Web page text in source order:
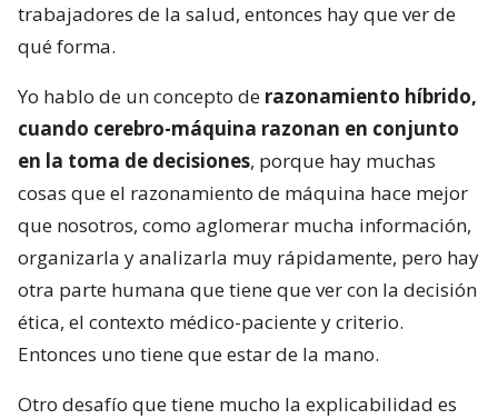
trabajadores de la salud, entonces hay que ver de
qué forma.
Yo hablo de un concepto de razonamiento híbrido,
cuando cerebro-máquina razonan en conjunto
en la toma de decisiones, porque hay muchas
cosas que el razonamiento de máquina hace mejor
que nosotros, como aglomerar mucha información,
organizarla y analizarla muy rápidamente, pero hay
otra parte humana que tiene que ver con la decisión
ética, el contexto médico-paciente y criterio.
Entonces uno tiene que estar de la mano.
Otro desafío que tiene mucho la explicabilidad es